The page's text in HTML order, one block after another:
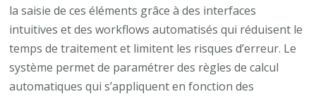
la saisie de ces éléments grâce à des interfaces
intuitives et des workflows automatisés qui réduisent le
temps de traitement et limitent les risques d’erreur. Le
système permet de paramétrer des règles de calcul
automatiques qui s’appliquent en fonction des